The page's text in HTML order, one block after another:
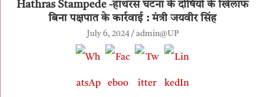
Hathras Stampede -हाथरस घटना के दोषियों के खिलाफ
बिना पक्षपात के कार्रवाई : मंत्री जयवीर सिंह
July 6, 2024 admin@UP